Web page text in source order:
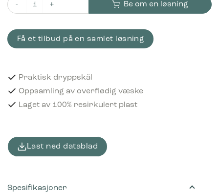
Bica Dryppbrett Stort antall
Be om en løsning
Få et tilbud på en samlet løsning
Praktisk dryppskål
Oppsamling av overflødig væske
Laget av 100% resirkulert plast
Last ned datablad
Spesifikasjoner